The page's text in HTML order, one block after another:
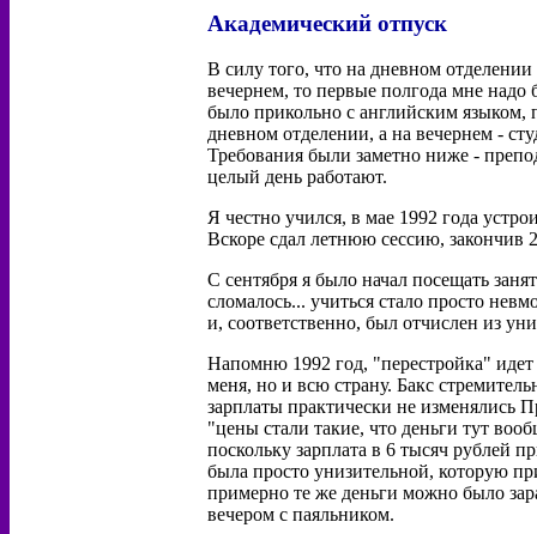
Академический отпуск
В силу того, что на дневном
вечернем, то первые полгода мне надо
было прикольно с английским языком,
дневном отделении, а на вечернем -
Требования были заметно ниже -
целый день работают.
Я честно учился, в мае 1992 года
Вскоре сдал летнюю сессию, закончив
С сентября я было начал посещать
сломалось... учиться стало просто
и, соответственно, был отчислен из
Напомню 1992 год, "перестройка"
меня, но и всю страну. Бакс
зарплаты практически не изменялись
"цены стали такие, что деньги тут
поскольку зарплата в 6 тысяч рублей
была просто унизительной, которую
примерно те же деньги можно было
вечером с паяльником.